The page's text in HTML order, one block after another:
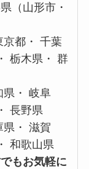
（山形市・
京都・ 千葉
栃木県・ 群
県・ 岐阜
長野県
県・ 滋賀
和歌山県
もお気軽に